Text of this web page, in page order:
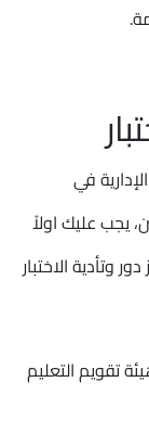
في
يجب عليك اولاً
وتأدية الاختبار
تقويم التعليم